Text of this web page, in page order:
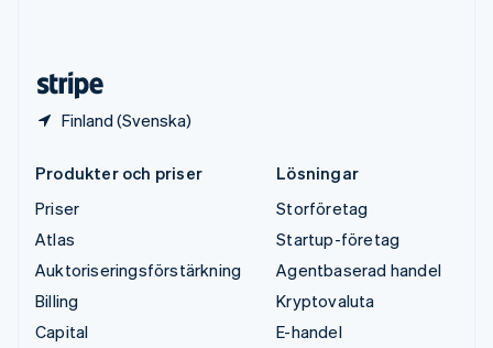
Finland (Svenska)
Produkter och priser
Priser
Atlas
Auktoriseringsförstärkning
Billing
Capital
Lösningar
Storföretag
Startup-företag
Agentbaserad handel
Kryptovaluta
E-handel